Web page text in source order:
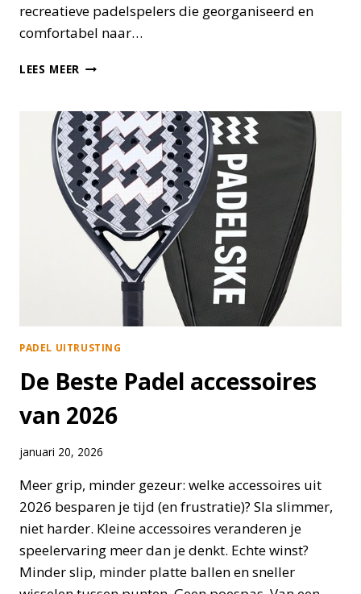
recreatieve padelspelers die georganiseerd en
comfortabel naar…
LEES MEER DIT
BESTE
PADELTASSEN
MET
SCHOENENVAK
PADEL UITRUSTING
De Beste Padel accessoires
van 2026
januari 20, 2026
Meer grip, minder gezeur: welke accessoires uit
2026 besparen je tijd (en frustratie)? Sla slimmer,
niet harder. Kleine accessoires veranderen je
speelervaring meer dan je denkt. Echte winst?
Minder slip, minder platte ballen en sneller